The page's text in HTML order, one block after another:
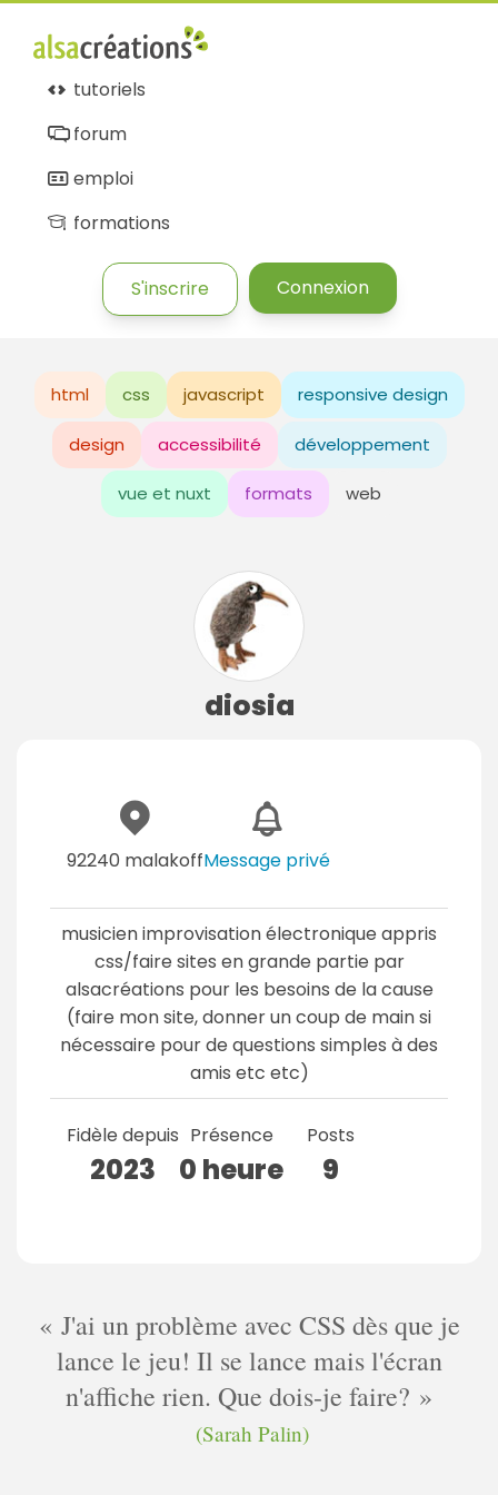
tutoriels
forum
emploi
formations
S'inscrire Connexion
html css javascript responsive design
design accessibilité développement
vue et nuxt formats web
diosia
92240 malakoffMessage privé
musicien improvisation électronique appris
css/faire sites en grande partie par
alsacréations pour les besoins de la cause
(faire mon site, donner un coup de main si
nécessaire pour de questions simples à des
amis etc etc)
Fidèle depuis
2023
Présence
0 heure
Posts
9
J'ai un problème avec CSS dès que je
lance le jeu! Il se lance mais l'écran
n'affiche rien. Que dois-je faire?
(Sarah Palin)